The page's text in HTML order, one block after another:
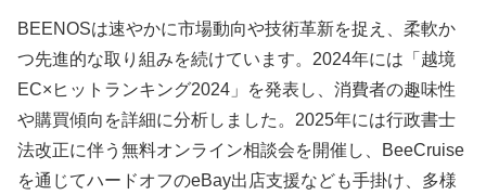
BEENOSは速やかに市場動向や技術革新を捉え、柔軟か
つ先進的な取り組みを続けています。2024年には「越境
EC×ヒットランキング2024」を発表し、消費者の趣味性
や購買傾向を詳細に分析しました。2025年には行政書士
法改正に伴う無料オンライン相談会を開催し、BeeCruise
を通じてハードオフのeBay出店支援なども手掛け、多様